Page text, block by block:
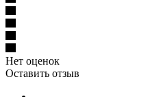
Нет оценок
Оставить отзыв